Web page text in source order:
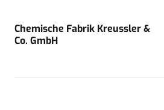
Chemische Fabrik Kreussler &
Co. GmbH